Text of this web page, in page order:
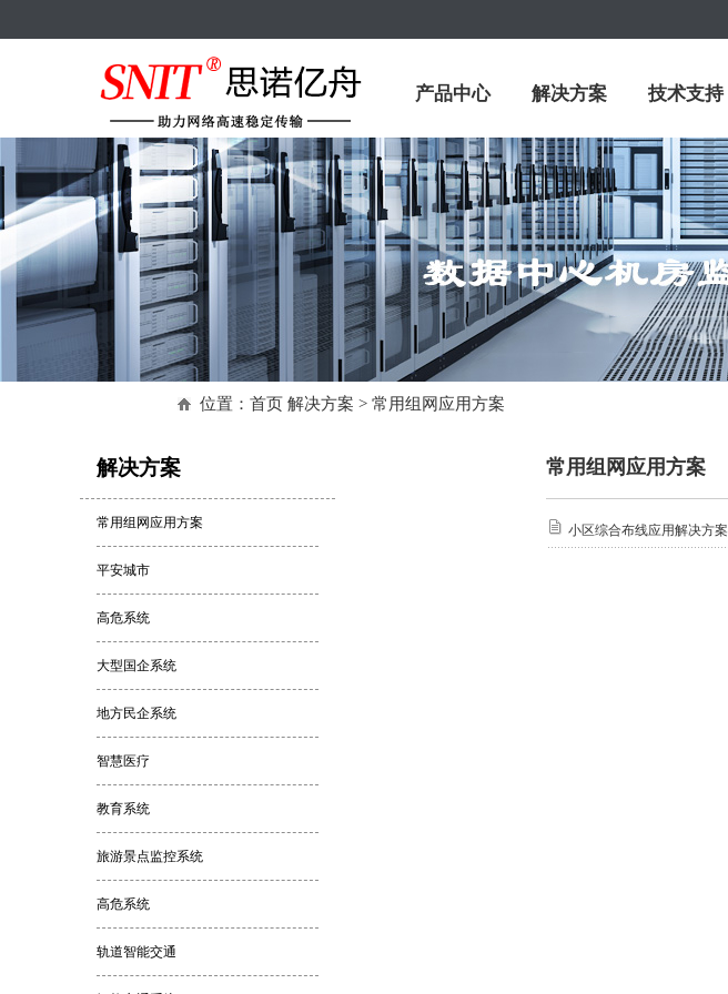
产品中心 解决方案 技术支持
位置： 首页 解决方案 > 常用组网应用方案
解决方案
常用组网应用方案
平安城市
高危系统
大型国企系统
地方民企系统
智慧医疗
教育系统
旅游景点监控系统
高危系统
轨道智能交通
常用组网应用方案
小区综合布线应用解决方案